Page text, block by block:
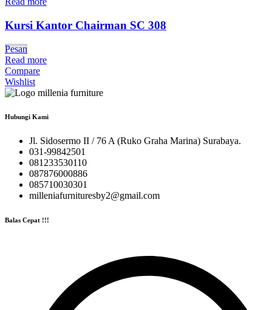
Kursi Kantor Chairman SC 308
Pesan
Read more
Compare
Wishlist
Hubungi Kami
Jl. Sidosermo II / 76 A (Ruko Graha Marina) Surabaya.
031-99842501
081233530110
087876000886
085710030301
milleniafurnituresby2@gmail.com
Balas Cepat !!!